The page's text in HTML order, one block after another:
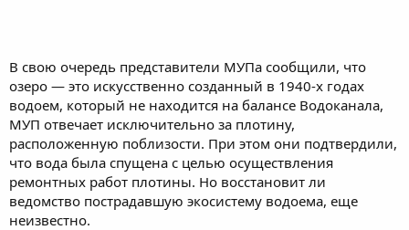
В свою очередь представители МУПа сообщили, что
озеро — это искусственно созданный в 1940-х годах
водоем, который не находится на балансе Водоканала,
МУП отвечает исключительно за плотину,
расположенную поблизости. При этом они подтвердили,
что вода была спущена с целью осуществления
ремонтных работ плотины. Но восстановит ли
ведомство пострадавшую экосистему водоема, еще
неизвестно.